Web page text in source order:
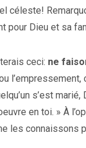
céleste!
pour Dieu et sa
ceci: ne
s’est
en toi. » À
les connaissons